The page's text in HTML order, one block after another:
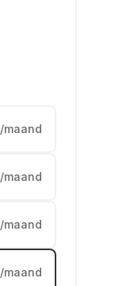
/maand
/maand
/maand
/maand